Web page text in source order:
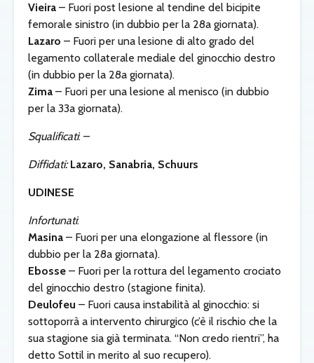
Vieira – Fuori post lesione al tendine del bicipite
femorale sinistro (in dubbio per la 28a giornata).
Lazaro – Fuori per una lesione di alto grado del
legamento collaterale mediale del ginocchio destro
(in dubbio per la 28a giornata).
Zima – Fuori per una lesione al menisco (in dubbio
per la 33a giornata).
Squalificati: –
Diffidati:Lazaro, Sanabria, Schuurs
UDINESE
Infortunati:
Masina – Fuori per una elongazione al flessore (in
dubbio per la 28a giornata).
Ebosse – Fuori per la rottura del legamento crociato
del ginocchio destro (stagione finita).
Deulofeu – Fuori causa instabilità al ginocchio: si
sottoporrà a intervento chirurgico (c’è il rischio che la
sua stagione sia già terminata. “Non credo rientri”, ha
detto Sottil in merito al suo recupero).